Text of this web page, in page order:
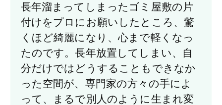
長年溜まってしまったゴミ屋敷の片
付けをプロにお願いしたところ、驚
くほど綺麗になり、心まで軽くなっ
たのです。長年放置してしまい、自
分だけではどうすることもできなか
った空間が、専門家の方々の手によ
って、まるで別人のように生まれ変